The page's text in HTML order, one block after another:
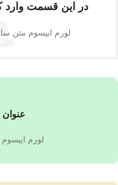
در این قسمت وارد
لورم ایپسوم متن
لورم ایپسوم